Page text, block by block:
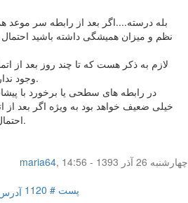
بله درسته....اگر بعد از رابطه سر موعد
نظم و میزان همیشگی داشته باشید
لازم به ذکر هست که تا چند روز بعد از
وجود ندارد تا با اسپرم لقاح کند.
در رابطه های سطحی یا برخورد با
خیلی ضعیف خواهد بود به ویژه اگر بعد از
احتمال به صفر خواهد رسید.
maria64,
چهار‌شنبه 26 آذر 1393 - 14:56
پست # 1120